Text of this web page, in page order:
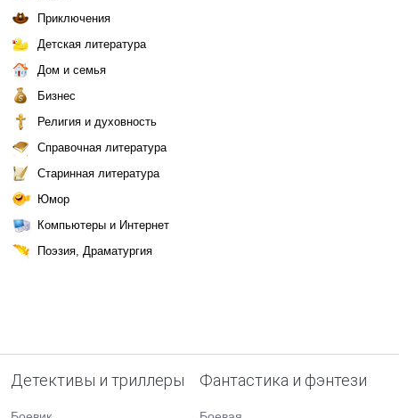
Приключения
Детская литература
Дом и семья
Бизнес
Религия и духовность
Справочная литература
Старинная литература
Юмор
Компьютеры и Интернет
Поэзия, Драматургия
Детективы и триллеры Фантастика и фэнтези